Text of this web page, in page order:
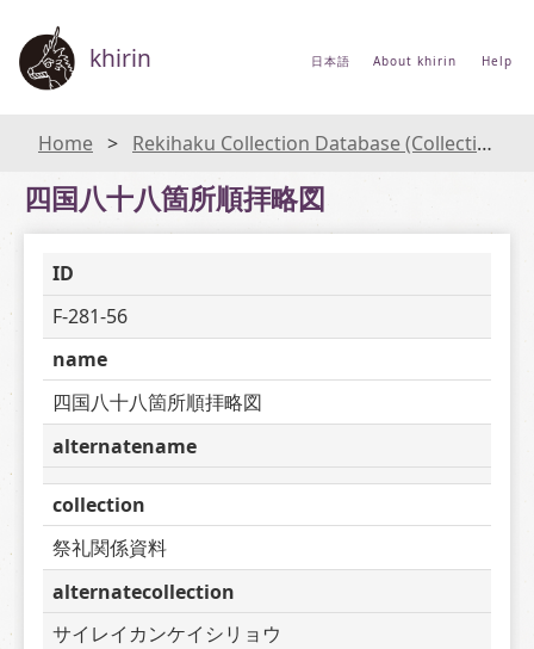
khirin 日本語 About khirin Help
Home Rekihaku Collection Database (Collections Database of the National Museum of Japanese History)
四国八十八箇所順拝略図
ID
F-281-56
name
四国八十八箇所順拝略図
alternatename
collection
祭礼関係資料
alternatecollection
サイレイカンケイシリョウ